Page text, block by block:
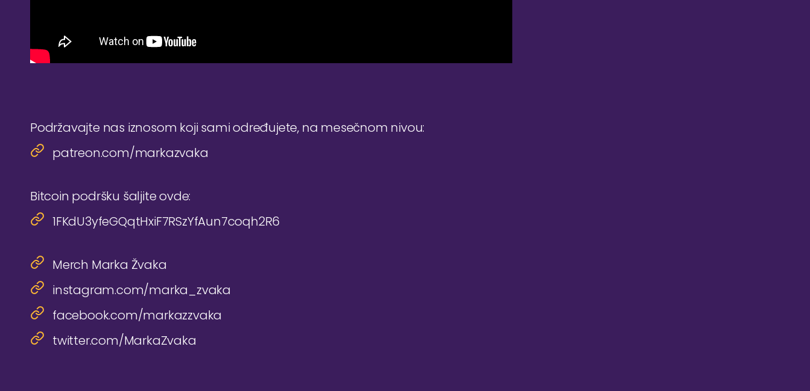
Podržavajte nas iznosom koji sami određujete, na mesečnom nivou:
patreon.com/markazvaka
Bitcoin podršku šaljite ovde:
1FKdU3yfeGQqtHxiF7RSzYfAun7coqh2R6
Merch Marka Žvaka
instagram.com/marka_zvaka
facebook.com/markazzvaka
twitter.com/MarkaZvaka